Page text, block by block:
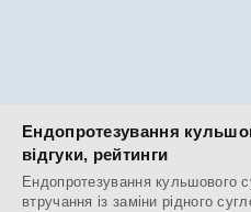
Ендопротезування
відгуки, рейтинги
Ендопротезування кульшового
втручання із заміни рідного